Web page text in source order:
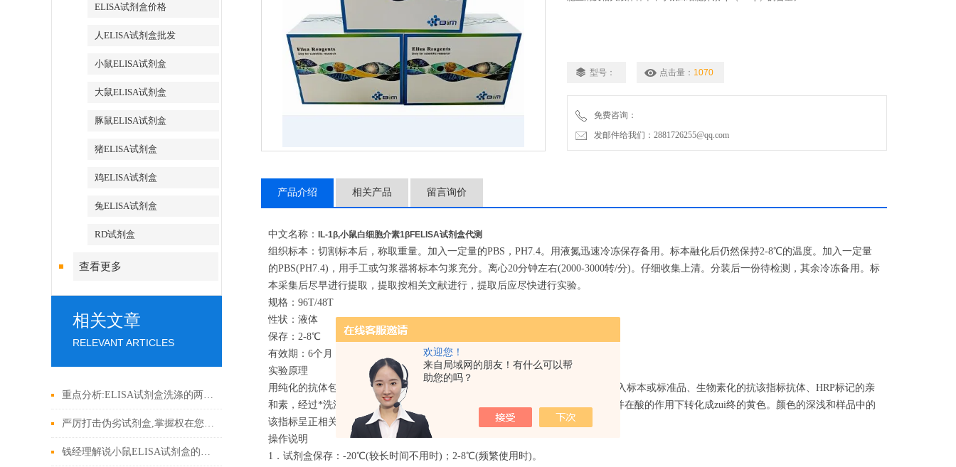
欢迎您！
来自局域网的朋友！有什么可以帮
助您的吗？
ELISA试剂盒价格
人ELISA试剂盒批发
小鼠ELISA试剂盒
大鼠ELISA试剂盒
豚鼠ELISA试剂盒
猪ELISA试剂盒
鸡ELISA试剂盒
兔ELISA试剂盒
RD试剂盒
查看更多
相关文章
RELEVANT ARTICLES
重点分析:ELISA试剂盒洗涤的两大方法
严厉打击伪劣试剂盒,掌握权在您手上!
钱经理解说小鼠ELISA试剂盒的操作技术
型号： 点击量： 1070
免费咨询：
发邮件给我们：2881726255@qq.com
产品介绍 相关产品 留言询价
中文名称： IL-1β,小鼠白细胞介素1βFELISA试剂盒代测
组织标本：切割标本后，称取重量。加入一定量的PBS，PH7.4。用液氮迅速冷冻保存备用。标本融化后仍然保持2-8℃的温度。加入一定量
的PBS(PH7.4)，用手工或匀浆器将标本匀浆充分。离心20分钟左右(2000-3000转/分)。仔细收集上清。分装后一份待检测，其余冷冻备用。标
本采集后尽早进行提取，提取按相关文献进行，提取后应尽快进行实验。
规格：96T/48T
性状：液体
保存：2-8℃
有效期：6个月
实验原理
用纯化的抗体包被微孔板，制成固相载体，往包被抗该指标抗体的微孔中依次加入标本或标准品、生物素化的抗该指标抗体、HRP标记的亲
和素，经过*洗涤后用底物TMB显色。TMB在过氧化物酶的催化下转化成蓝色，并在酸的作用下转化成zui终的黄色。颜色的深浅和样品中的
该指标呈正相关。用酶标仪在450nm波长下测定吸光度(OD值)，计算样品浓度。
操作说明
1．试剂盒保存：-20℃(较长时间不用时)；2-8℃(频繁使用时)。